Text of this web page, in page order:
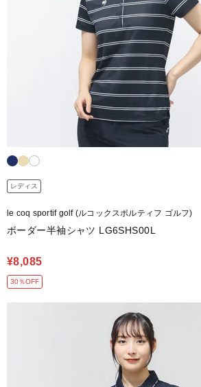
レディス
le coq sportif golf (ルコックスポルティフ ゴルフ)
ボーダー半袖シャツ LG6SHS00L
¥8,085
30％OFF